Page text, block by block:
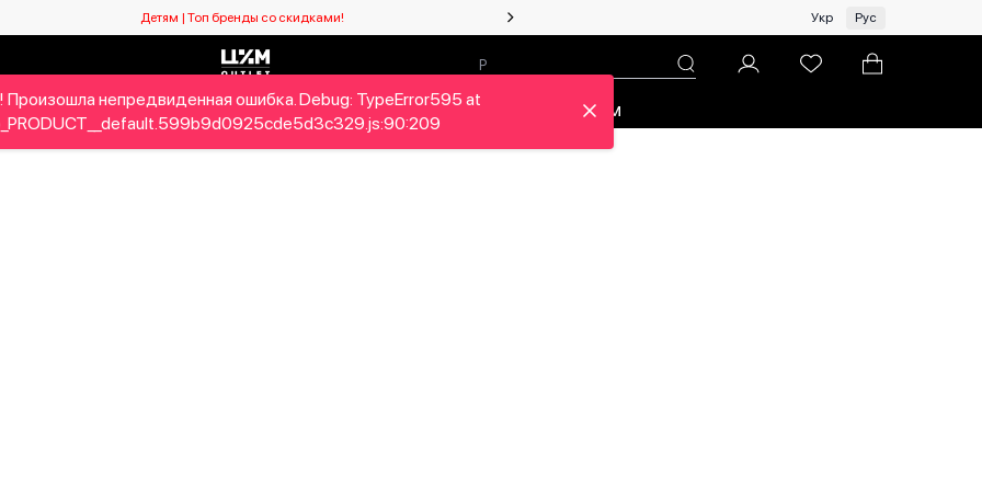
Детям | Топ бренды со скидками! Женщинам | Топ бренды со скидками!
Укр Рус
Детям Home&Gifts Бренды Новый сезон Про ЦУМ
Произошла непредвиденная ошибка. Debug: TypeError595 at